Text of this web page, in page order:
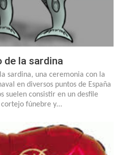
de la sardina
sardina, una ceremonia con la
en diversos puntos de España
suelen consistir en un desfile
cortejo fúnebre y…